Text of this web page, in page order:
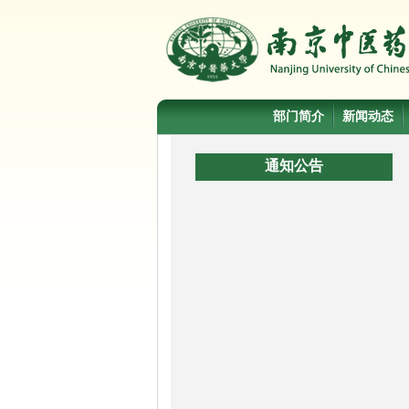
部门简介 新闻动态
通知公告